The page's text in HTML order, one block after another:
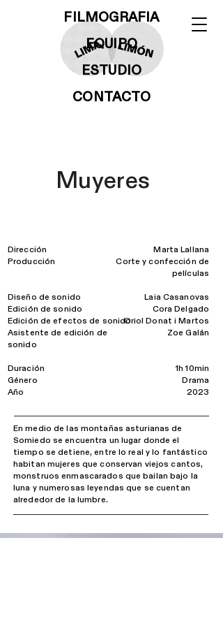
FILMOGRAFIA
EQUIPO
ESTUDIO
CONTACTO
Muyeres
En medio de las montañas asturianas de
Somiedo se encuentra un lugar donde el
tiempo se detiene, entre lo real y lo fantástico
habitan mujeres que conservan viejos cantos,
monstruos enmascarados que bailan bajo la
luna y numerosas leyendas que se cuentan
alrededor de la lumbre.
Marta Lallana
Corte y confección de
películas
Laia Casanovas
Cora Delgado
Oriol Donat i Martos
Zoe Galán
1h 10min
Drama
2023
Dirección
Producción
Diseño de sonido
Edición de sonido
Edición de efectos de sonido
Asistente de edición de
sonido
Duración
​Género
Año